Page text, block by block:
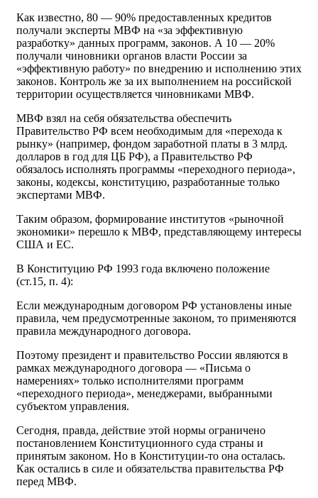
Как известно, 80 — 90% предоставленных кредитов
получали эксперты МВФ на «за эффективную
разработку» данных программ, законов. А 10 — 20%
получали чиновники органов власти России за
«эффективную работу» по внедрению и исполнению этих
законов. Контроль же за их выполнением на российской
территории осуществляется чиновниками МВФ.
МВФ взял на себя обязательства обеспечить
Правительство РФ всем необходимым для «перехода к
рынку» (например, фондом заработной платы в 3 млрд.
долларов в год для ЦБ РФ), а Правительство РФ
обязалось исполнять программы «переходного периода»,
законы, кодексы, конституцию, разработанные только
экспертами МВФ.
Таким образом, формирование институтов «рыночной
экономики» перешло к МВФ, представляющему интересы
США и ЕС.
В Конституцию РФ 1993 года включено положение
(ст.15, п. 4):
Если международным договором РФ установлены иные
правила, чем предусмотренные законом, то применяются
правила международного договора.
Поэтому президент и правительство России являются в
рамках международного договора — «Письма о
намерениях» только исполнителями программ
«переходного периода», менеджерами, выбранными
субъектом управления.
Сегодня, правда, действие этой нормы ограничено
постановлением Конституционного суда страны и
принятым законом. Но в Конституции-то она осталась.
Как остались в силе и обязательства правительства РФ
перед МВФ.